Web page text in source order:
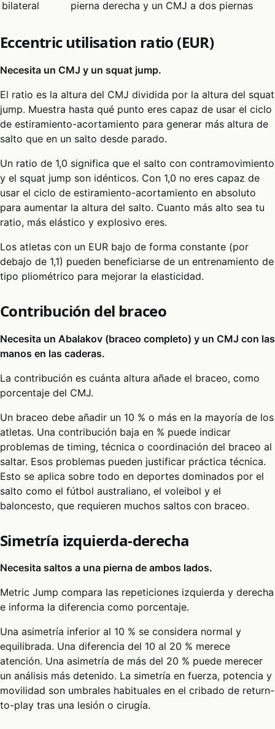
bilateral pierna derecha y un CMJ a dos piernas
Eccentric utilisation ratio (EUR)
Necesita un CMJ y un squat jump.
El ratio es la altura del CMJ dividida por la altura del squat
jump. Muestra hasta qué punto eres capaz de usar el ciclo
de estiramiento-acortamiento para generar más altura de
salto que en un salto desde parado.
Un ratio de 1,0 significa que el salto con contramovimiento
y el squat jump son idénticos. Con 1,0 no eres capaz de
usar el ciclo de estiramiento-acortamiento en absoluto
para aumentar la altura del salto. Cuanto más alto sea tu
ratio, más elástico y explosivo eres.
Los atletas con un EUR bajo de forma constante (por
debajo de 1,1) pueden beneficiarse de un entrenamiento de
tipo pliométrico para mejorar la elasticidad.
Contribución del braceo
Necesita un Abalakov (braceo completo) y un CMJ con las
manos en las caderas.
La contribución es cuánta altura añade el braceo, como
porcentaje del CMJ.
Un braceo debe añadir un 10 % o más en la mayoría de los
atletas. Una contribución baja en % puede indicar
problemas de timing, técnica o coordinación del braceo al
saltar. Esos problemas pueden justificar práctica técnica.
Esto se aplica sobre todo en deportes dominados por el
salto como el fútbol australiano, el voleibol y el
baloncesto, que requieren muchos saltos con braceo.
Simetría izquierda-derecha
Necesita saltos a una pierna de ambos lados.
Metric Jump compara las repeticiones izquierda y derecha
e informa la diferencia como porcentaje.
Una asimetría inferior al 10 % se considera normal y
equilibrada. Una diferencia del 10 al 20 % merece
atención. Una asimetría de más del 20 % puede merecer
un análisis más detenido. La simetría en fuerza, potencia y
movilidad son umbrales habituales en el cribado de return-
to-play tras una lesión o cirugía.